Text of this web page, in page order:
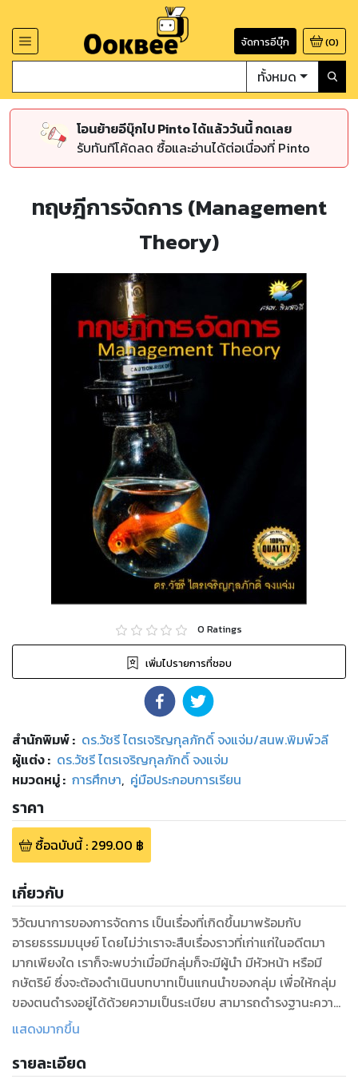
จัดการอีบุ๊ก (0)
ทั้งหมด
โอนย้ายอีบุ๊กไป Pinto ได้แล้ววันนี้ กดเลย
รับทันทีโค้ดลด ซื้อและอ่านได้ต่อเนื่องที่ Pinto
ทฤษฎีการจัดการ (Management
Theory)
0 Ratings
เพิ่มไปรายการที่ชอบ
สำนักพิมพ์: ดร.วัชรี ไตรเจริญกุลภักดิ์ จงแจ่ม/สนพ.พิมพ์วลี
ผู้แต่ง : ดร.วัชรี ไตรเจริญกุลภักดิ์ จงแจ่ม
หมวดหมู่: การศึกษา, คู่มือประกอบการเรียน
ราคา
ซื้อฉบับนี้: 299.00 ฿
เกี่ยวกับ
วิวัฒนาการของการจัดการ เป็นเรื่องที่เกิดขึ้นมาพร้อมกับ
อารยธรรมมนุษย์ โดยไม่ว่าเราจะสืบเรื่องราวที่เก่าแก่ในอดีตมา
มากเพียงใด เราก็จะพบว่าเมื่อมีกลุ่มก็จะมีผู้นำ มีหัวหน้า หรือมี
กษัตริย์ ซึ่งจะต้องดำเนินบทบาทเป็นแกนนำของกลุ่ม เพื่อให้กลุ่ม
ของตนดำรงอยู่ได้ด้วยความเป็นระเบียบ สามารถดำรงฐานะความ
เป็นกลุ่มให้คงอยู่เอาไว้ได้อย่างเหนียวแน่น แต่สำหรับการศึกษา
เมื่อไม่นานมานี้ คือในราวศตวรรษที่ 18 ภายหลังจากการปฏิบัติ
แสดงมากขึ้น
รายละเอียด